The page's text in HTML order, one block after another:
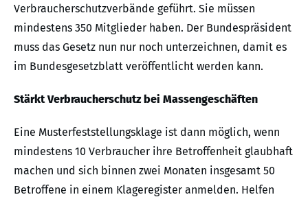
Verbraucherschutzverbände geführt. Sie müssen
mindestens 350 Mitglieder haben. Der Bundespräsident
muss das Gesetz nun nur noch unterzeichnen, damit es
im Bundesgesetzblatt veröffentlicht werden kann.
Stärkt Verbraucherschutz bei Massengeschäften
Eine Musterfeststellungsklage ist dann möglich, wenn
mindestens 10 Verbraucher ihre Betroffenheit glaubhaft
machen und sich binnen zwei Monaten insgesamt 50
Betroffene in einem Klageregister anmelden. Helfen